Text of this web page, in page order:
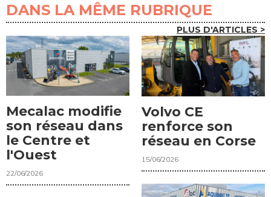
DANS LA MÊME RUBRIQUE
PLUS D'ARTICLES >
Mecalac modifie
son réseau dans
le Centre et
l'Ouest
22/06/2026
Volvo CE
renforce son
réseau en Corse
15/06/2026